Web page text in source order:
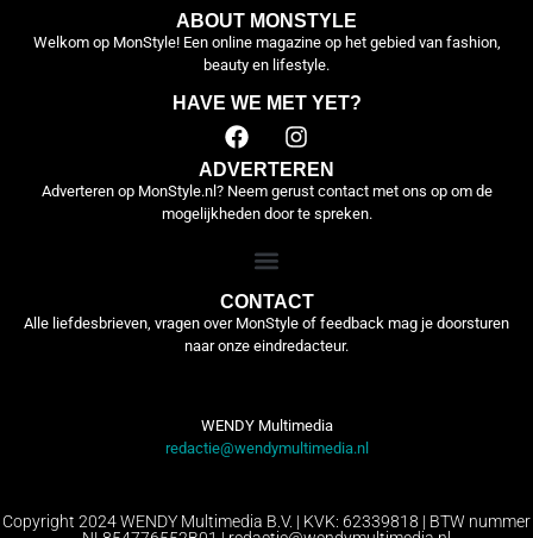
ABOUT MONSTYLE
Welkom op MonStyle! Een online magazine op het gebied van fashion,
beauty en lifestyle.
HAVE WE MET YET?
ADVERTEREN
Adverteren op MonStyle.nl? Neem gerust contact met ons op om de
mogelijkheden door te spreken.
CONTACT
Alle liefdesbrieven, vragen over MonStyle of feedback mag je doorsturen
naar onze eindredacteur.
WENDY Multimedia
redactie@wendymultimedia.nl
Copyright 2024 WENDY Multimedia B.V. | KVK: 62339818 | BTW nummer